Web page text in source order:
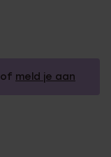
of meld je aan